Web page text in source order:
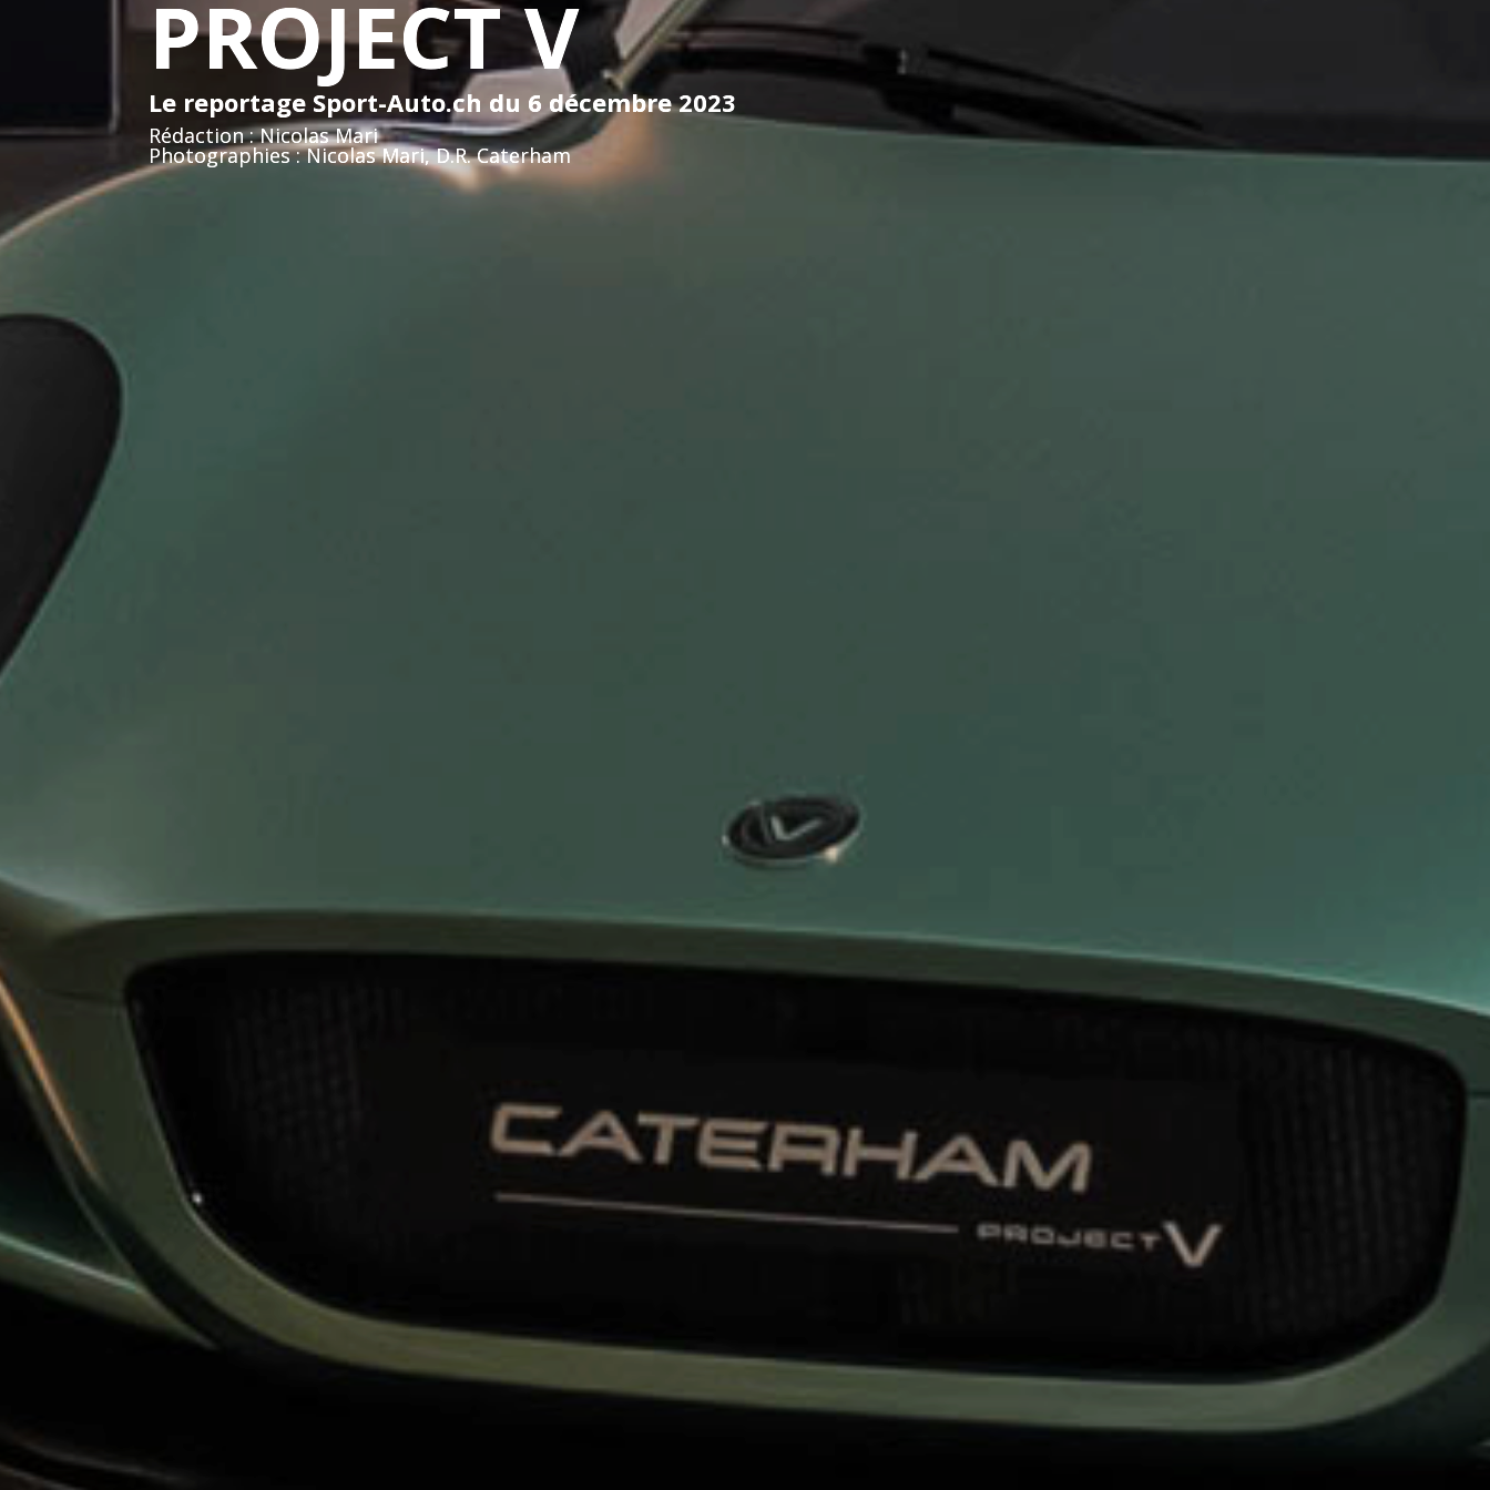
PROJECT V
Le reportage Sport-Auto.ch du 6 décembre 2023
Rédaction : Nicolas Mari
Photographies : Nicolas Mari, D.R. Caterham